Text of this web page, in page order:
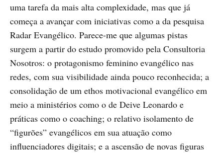
uma tarefa da mais alta complexidade, mas que já
começa a avançar com iniciativas como a da pesquisa
Radar Evangélico. Parece-me que algumas pistas
surgem a partir do estudo promovido pela Consultoria
Nosotros: o protagonismo feminino evangélico nas
redes, com sua visibilidade ainda pouco reconhecida; a
consolidação de um ethos motivacional evangélico em
meio a ministérios como o de Deive Leonardo e
práticas como o coaching; o relativo isolamento de
“figurões” evangélicos em sua atuação como
influenciadores digitais; e a ascensão de novas figuras